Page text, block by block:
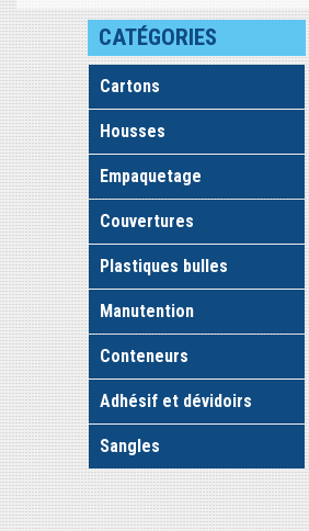
CATÉGORIES
Cartons
Housses
Empaquetage
Couvertures
Plastiques bulles
Manutention
Conteneurs
Adhésif et dévidoirs
Sangles